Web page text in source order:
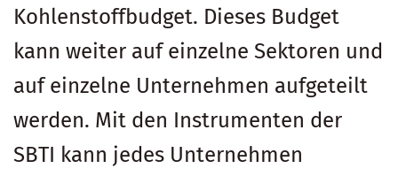
Kohlenstoffbudget. Dieses Budget
kann weiter auf einzelne Sektoren und
auf einzelne Unternehmen aufgeteilt
werden. Mit den Instrumenten der
SBTI kann jedes Unternehmen